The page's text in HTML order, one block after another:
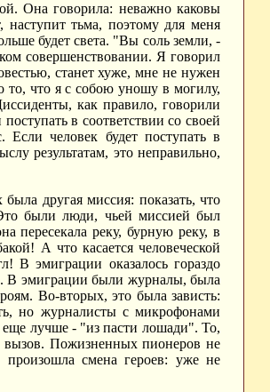
Она говорила: неважно каковы
наступит тьма, поэтому для меня
будет света. "Вы соль земли, -
совершенствовании. Я говорил
станет хуже, мне не нужен
то, что я с собою уношу в могилу,
как правило, говорили
в соответствии со своей
человек будет поступать в
результатам, это неправильно,
другая миссия: показать, что
Это были люди, чьей миссией был
пересекала реку, бурную реку, в
А что касается человеческой
В эмиграции оказалось гораздо
В эмиграции были журналы, была
Во-вторых, это была зависть:
но журналисты с микрофонами
еще лучше - "из пасти лошади". То,
вызов. Пожизненных пионеров не
смена героев: уже не